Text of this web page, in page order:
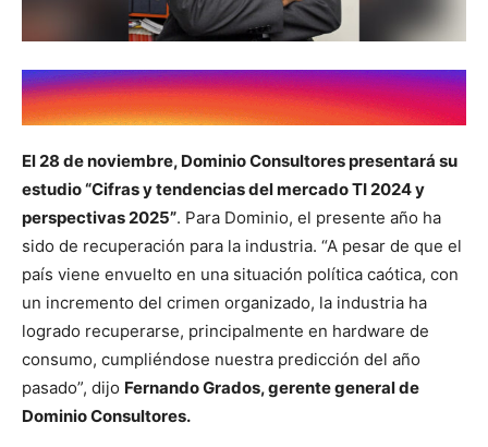
El 28 de noviembre, Dominio Consultores presentará su
estudio “Cifras y tendencias del mercado TI 2024 y
perspectivas 2025”. Para Dominio, el presente año ha
sido de recuperación para la industria. “A pesar de que el
país viene envuelto en una situación política caótica, con
un incremento del crimen organizado, la industria ha
logrado recuperarse, principalmente en hardware de
consumo, cumpliéndose nuestra predicción del año
pasado”, dijo Fernando Grados, gerente general de
Dominio Consultores.